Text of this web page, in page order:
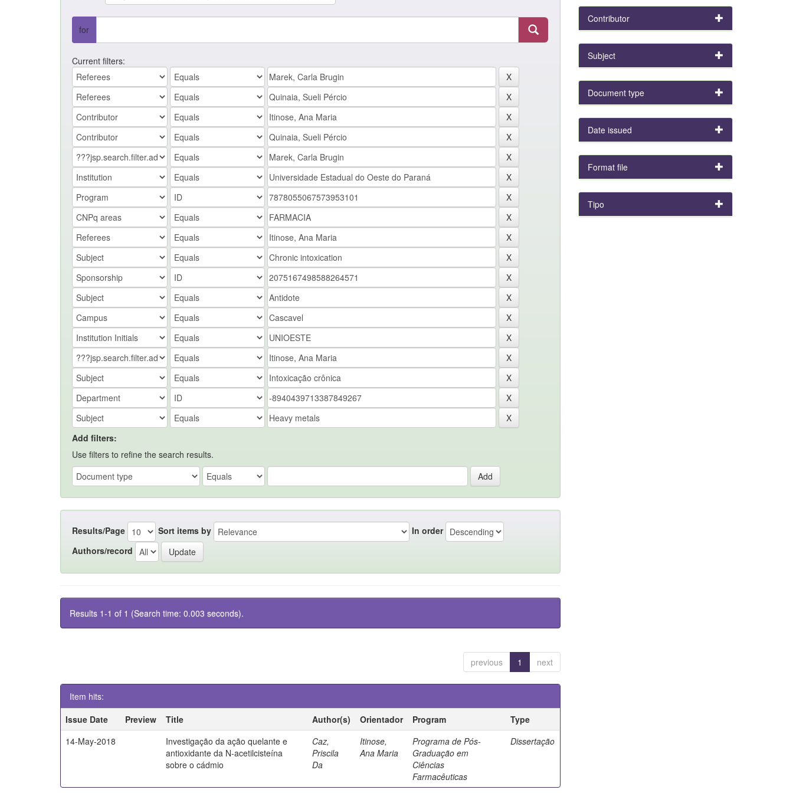
for
Current filters:
Add filters:
Use filters to refine the search results.
Results/Page Sort items by
In order
Authors/record
Results 1-1 of 1 (Search time: 0.003 seconds).
previous 1 next
Item hits:
Issue Date
Preview Title Author(s) Orientador Program
Type
14-May-2018
Investigação da ação quelante e
antioxidante da N-acetilcisteína
sobre o cádmio
Caz,
Priscila
Da
Itinose,
Ana Maria
Programa de Pós-
Graduação em
Ciências
Farmacêuticas
Dissertação
Contributor
Subject
Document type
Date issued
Format file
Tipo